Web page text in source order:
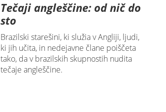
Tečaji angleščine: od nič do
sto
Brazilski starešini, ki služia v Angliji, ljudi,
ki jih učita, in nedejavne člane poiščeta
tako, da v brazilskih skupnostih nudita
tečaje angleščine.